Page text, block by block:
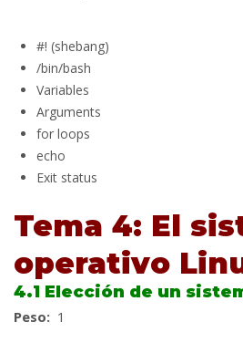
#! (shebang)
/bin/bash
Variables
Arguments
for loops
echo
Exit status
Tema 4: El
operativo
4.1 Elección de un
Peso: 1